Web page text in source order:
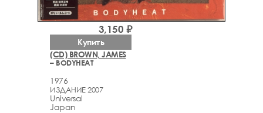
(CD) BROWN, JAMES
– BODYHEAT
1976
ИЗДАНИЕ 2007
Universal
Japan
3,150 ₽
Купить